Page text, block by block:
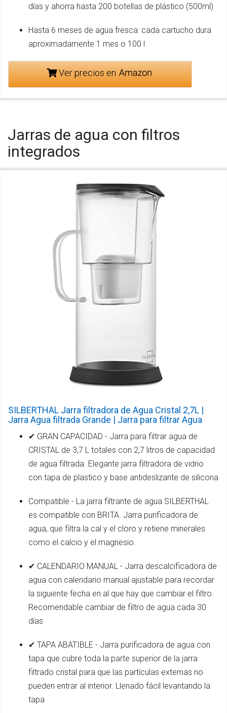
días y ahorra hasta 200 botellas de plástico (500ml)
Hasta 6 meses de agua fresca: cada cartucho dura
aproximadamente 1 mes o 100 l
Ver precios en
Jarras de agua con filtros
integrados
SILBERTHAL Jarra filtradora de Agua Cristal 2,7L |
Jarra Agua filtrada Grande | Jarra para filtrar Agua
✔ GRAN CAPACIDAD - Jarra para filtrar agua de
CRISTAL de 3,7 L totales con 2,7 litros de capacidad
de agua filtrada. Elegante jarra filtradora de vidrio
con tapa de plastico y base antideslizante de silicona
Compatible - La jarra filtrante de agua SILBERTHAL
es compatible con BRITA. Jarra purificadora de
agua, que filtra la cal y el cloro y retiene minerales
como el calcio y el magnesio.
✔ CALENDARIO MANUAL - Jarra descalcificadora de
agua con calendario manual ajustable para recordar
la siguiente fecha en al que hay que cambiar el filtro.
Recomendable cambiar de filtro de agua cada 30
días
✔ TAPA ABATIBLE - Jarra purificadora de agua con
tapa que cubre toda la parte superior de la jarra
filtrado cristal para que las partículas externas no
pueden entrar al interior. Llenado fácil levantando la
tapa